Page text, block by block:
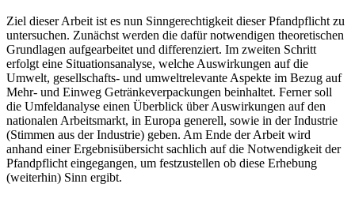
Ziel dieser Arbeit ist es nun Sinngerechtigkeit dieser Pfandpflicht zu
untersuchen. Zunächst werden die dafür notwendigen theoretischen
Grundlagen aufgearbeitet und differenziert. Im zweiten Schritt
erfolgt eine Situationsanalyse, welche Auswirkungen auf die
Umwelt, gesellschafts- und umweltrelevante Aspekte im Bezug auf
Mehr- und Einweg Getränkeverpackungen beinhaltet. Ferner soll
die Umfeldanalyse einen Überblick über Auswirkungen auf den
nationalen Arbeitsmarkt, in Europa generell, sowie in der Industrie
(Stimmen aus der Industrie) geben. Am Ende der Arbeit wird
anhand einer Ergebnisübersicht sachlich auf die Notwendigkeit der
Pfandpflicht eingegangen, um festzustellen ob diese Erhebung
(weiterhin) Sinn ergibt.